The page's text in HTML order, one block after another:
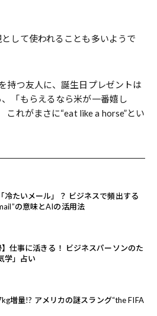
して使われることも多いようで
持つ友人に、誕生日プレゼントは
「もらえるなら米が一番嬉し
れがまさに“eat like a horse”とい
冷たいメール」？ ビジネスで頻出する
の意味とAIの活用法
】仕事に活きる！ ビジネスパーソンのた
学」占い
増量!? アメリカの謎スラング“the FIFA